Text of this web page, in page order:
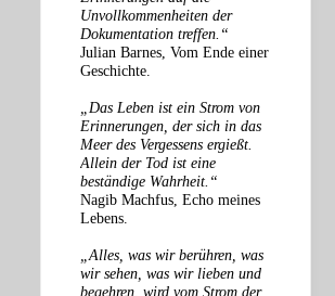
Unvollkommenheiten der
Dokumentation treffen.“
Julian Barnes, Vom Ende einer
Geschichte.
„Das Leben ist ein Strom von
Erinnerungen, der sich in das
Meer des Vergessens ergießt.
Allein der Tod ist eine
beständige Wahrheit.“
Nagib Machfus, Echo meines
Lebens.
„Alles, was wir berühren, was
wir sehen, was wir lieben und
begehren, wird vom Strom der